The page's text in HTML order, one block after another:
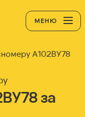
МЕНЮ
А102ВУ78
за